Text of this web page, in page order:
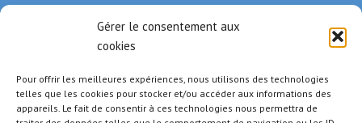
Gérer le consentement aux
cookies
Pour offrir les meilleures expériences, nous utilisons des technologies
telles que les cookies pour stocker et/ou accéder aux informations des
appareils. Le fait de consentir à ces technologies nous permettra de
*Champs obligatoires